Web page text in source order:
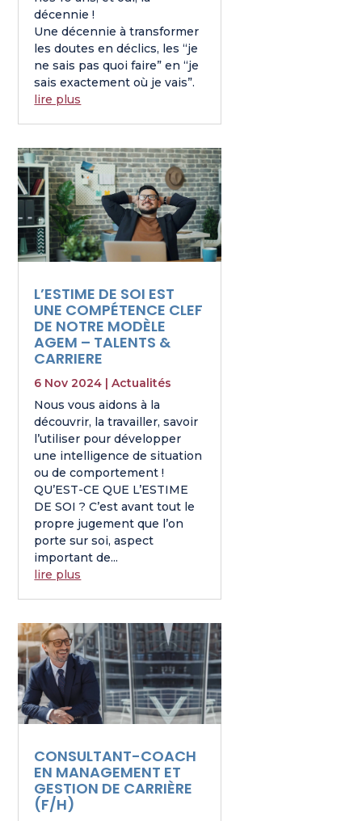
décennie !
Une décennie à transformer
les doutes en déclics, les “je
ne sais pas quoi faire” en “je
sais exactement où je vais”.
lire plus
L’ESTIME DE SOI EST
UNE COMPÉTENCE CLEF
DE NOTRE MODÈLE
AGEM – TALENTS &
CARRIERE
6 Nov 2024 |Actualités
Nous vous aidons à la
découvrir, la travailler, savoir
l’utiliser pour développer
une intelligence de situation
ou de comportement !
QU’EST-CE QUE L’ESTIME
DE SOI ? C’est avant tout le
propre jugement que l’on
porte sur soi, aspect
important de...
lire plus
CONSULTANT-COACH
EN MANAGEMENT ET
GESTION DE CARRIÈRE
(F/H)